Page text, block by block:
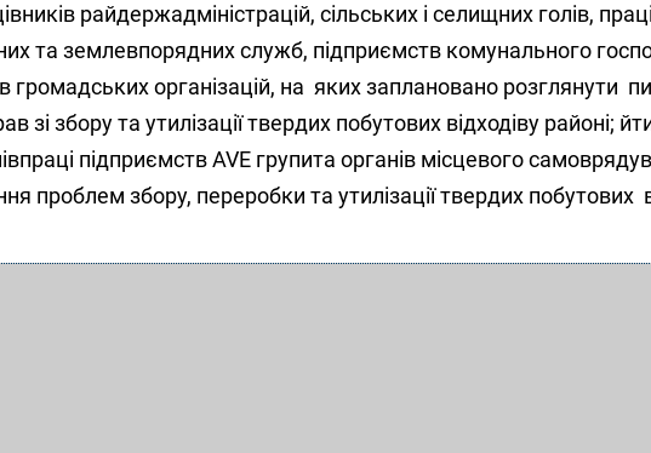
райдержадміністрацій, сільських і селищних голів,
та землевпорядних служб, підприємств комунального
громадських організацій, на яких заплановано розглянути
зі збору та утилізації твердих побутових відходіву районі;
підприємств AVE групита органів місцевого
проблем збору, переробки та утилізації твердих побутових